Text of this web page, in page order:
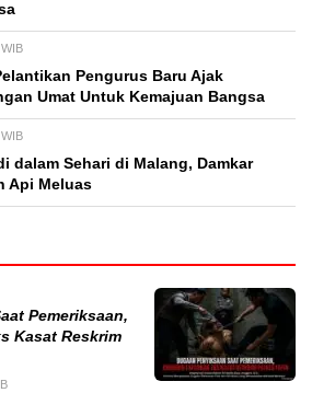
Pengurus Baru Ajak
Umat Untuk Kemajuan Bangsa
dalam Sehari di Malang, Damkar
Api Meluas
Pemeriksaan,
Kasat Reskrim